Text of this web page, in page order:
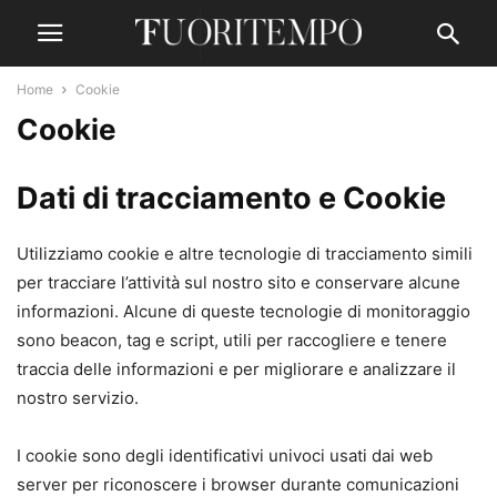
Home Cookie
Cookie
Dati di tracciamento e Cookie
Utilizziamo cookie e altre tecnologie di tracciamento simili
per tracciare l’attività sul nostro sito e conservare alcune
informazioni. Alcune di queste tecnologie di monitoraggio
sono beacon, tag e script, utili per raccogliere e tenere
traccia delle informazioni e per migliorare e analizzare il
nostro servizio.
I cookie sono degli identificativi univoci usati dai web
server per riconoscere i browser durante comunicazioni